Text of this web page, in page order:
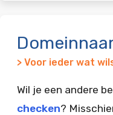
> Voor ieder wat
Wil je een andere
checken?